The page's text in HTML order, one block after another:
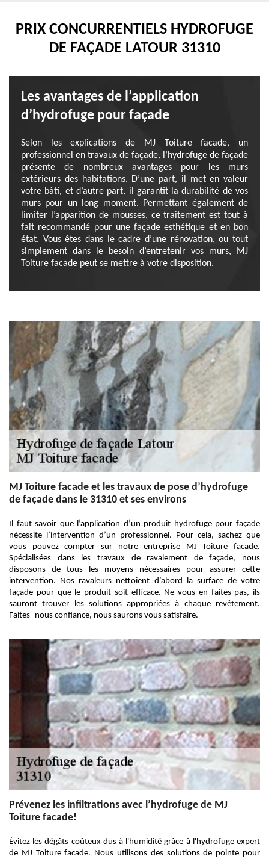
PRIX CONCURRENTIELS HYDROFUGE
DE FAÇADE LATOUR 31310
Les avantages de l’application
d’hydrofuge pour façade
Selon les explications de MJ Toiture facade, un
professionnel en travaux de façade, l’hydrofuge de façade
présente de nombreux avantages pour les murs
extérieurs des habitations. D’une part, il met en valeur
votre bâti, et d’autre part, il garantit la durabilité de vos
murs pour un long moment. Permettant également de
limiter l’apparition de mousses, ce traitement est tout à
fait recommandé pour une façade esthétique et en bon
état. Vous êtes dans le cadre d’une rénovation, ou tout
simplement dans le besoin d’entretenir vos murs, MJ
Toiture facade peut se mettre à votre disposition.
MJ Toiture facade et les travaux de pose d’hydrofuge
de façade dans le 31310 et ses environs
Il faut savoir que l’application d’un produit hydrofuge pour façade
nécessite l’intervention d’un professionnel. Pour cela, sachez que
vous pouvez compter sur notre entreprise MJ Toiture facade.
Spécialisées dans les travaux de ravalement de façade, nous
disposons de tous les moyens nécessaires pour assurer cette
intervention. Nos ravaleurs nettoient d’abord la surface de votre
façade pour que le produit soit efficace. Ne vous en faites pas, ils
sauront trouver les solutions appropriées à chaque revêtement.
Faites- nous confiance, nous saurons vous satisfaire.
Prévenez les infiltrations avec l’hydrofuge de MJ
Toiture facade!
Évitez les dégâts coûteux dus à l'humidité grâce à l'hydrofuge expert
de MJ Toiture facade. Nous utilisons des solutions de pointe pour